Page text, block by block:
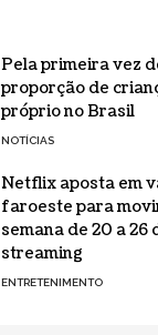
Pela primeira vez
proporção de
próprio no Brasil
NOTÍCIAS
Netflix aposta em
faroeste para
semana de 20 a 26
streaming
ENTRETENIMENTO